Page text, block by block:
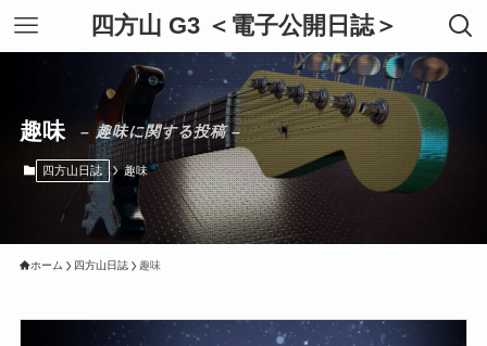
四方山 G3 ＜電子公開日誌＞
趣味 – 趣味に関する投稿 –
四方山日誌 趣味
ホーム 四方山日誌 趣味